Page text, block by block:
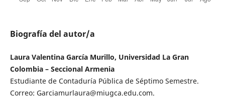
Biografía del autor/a
Laura Valentina García Murillo, Universidad La Gran
Colombia – Seccional Armenia
Estudiante de Contaduría Pública de Séptimo Semestre.
Correo: Garciamurlaura@miugca.edu.com.